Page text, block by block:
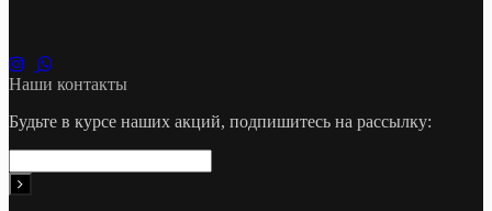
Наши контакты
Будьте в курсе наших акций, подпишитесь на рассылку: